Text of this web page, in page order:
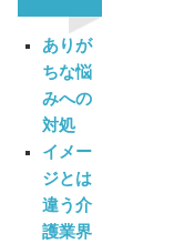
ありが
ちな悩
みへの
対処
イメー
ジとは
違う介
護業界